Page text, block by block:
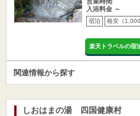
入浴料金 ～
宿泊 格安（1,000
楽天トラベルの宿
関連情報から探す
しおはまの湯 四国健康村